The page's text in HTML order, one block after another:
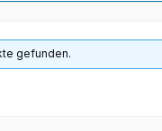
gefunden.